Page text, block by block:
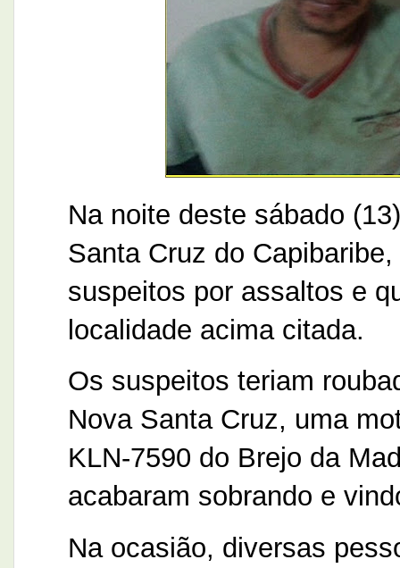
Na noite deste sábado
Santa Cruz do
suspeitos por assaltos e
localidade acima citada.
Os suspeitos teriam
Nova Santa Cruz, uma
KLN-7590 do Brejo da
acabaram sobrando e
Na ocasião, diversas